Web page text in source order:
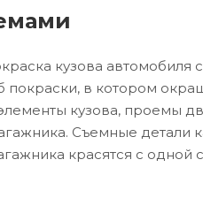
кузова
покраски, в котором
кузова, проемы
Съемные детали
красятся с одной